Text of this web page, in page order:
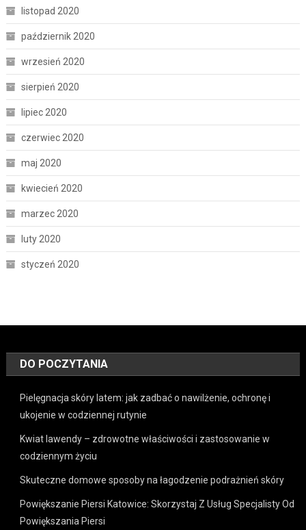
listopad 2020
październik 2020
wrzesień 2020
sierpień 2020
lipiec 2020
czerwiec 2020
maj 2020
kwiecień 2020
marzec 2020
luty 2020
styczeń 2020
DO POCZYTANIA
Pielęgnacja skóry latem: jak zadbać o nawilżenie, ochronę i
ukojenie w codziennej rutynie
Kwiat lawendy – zdrowotne właściwości i zastosowanie w
codziennym życiu
Skuteczne domowe sposoby na łagodzenie podrażnień skóry
Powiększanie Piersi Katowice: Skorzystaj Z Usług Specjalisty Od
Powiększania Piersi